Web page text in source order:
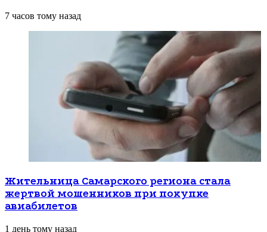
7 часов тому назад
Жительница Самарского региона стала
жертвой мошенников при покупке
авиабилетов
1 день тому назад